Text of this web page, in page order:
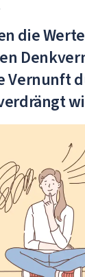
die
Vernunft